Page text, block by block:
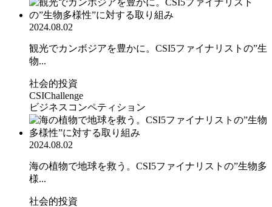
2024.08.02
観光でカンボジアを豊かに。CSI5ファイナリストの”生
物...
社会的投資
CSIChallenge
ビジネスコンペティション
2024.08.02
海の植物で地球を救う。CSI5ファイナリストの”生物多
様...
社会的投資